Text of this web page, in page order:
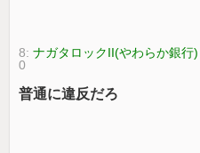
8:ナガタロックII(やわらか銀行)
0
普通に違反だろ